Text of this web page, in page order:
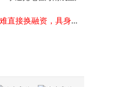
松延动力姜哲源谈春晚效应：热度难直接换融资，具身智能赛道马太效应将显